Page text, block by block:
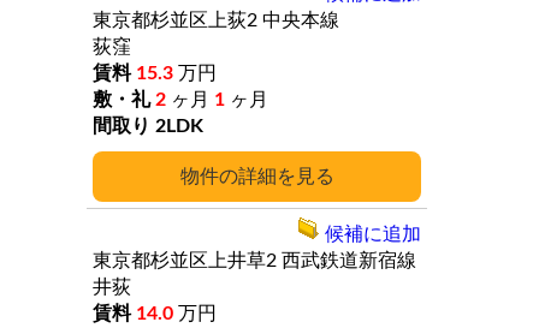
詳細
東京都杉並区上荻2 中央本線
荻窪
15.3 万円
2 ヶ月 1 ヶ月
2LDK
東京都杉並区上井草2 西武鉄道新宿線
井荻
14.0 万円
候補に追加